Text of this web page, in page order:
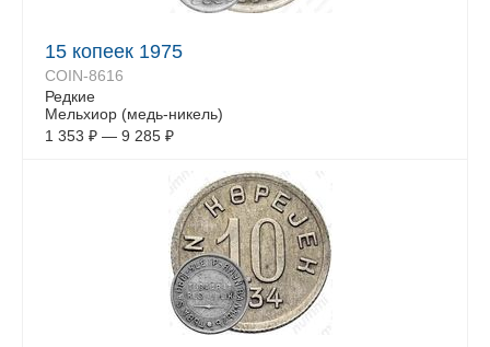
15 копеек 1975
COIN-8616
Редкие
Мельхиор (медь-никель)
1 353 ₽ — 9 285 ₽